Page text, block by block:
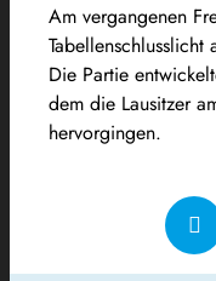
Am vergangenen
Die Partie
dem die Lausitzer
hervorgingen.